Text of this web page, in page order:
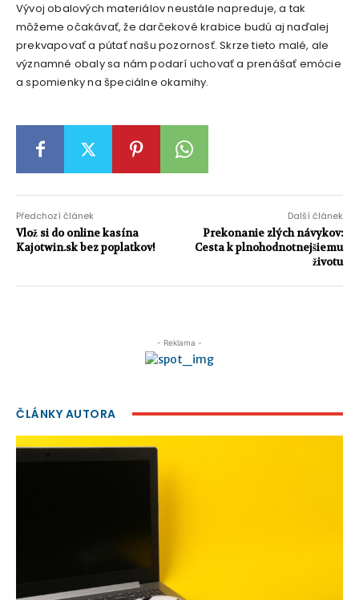
Vývoj obalových materiálov neustále napreduje, a tak
môžeme očakávať, že darčekové krabice budú aj naďalej
prekvapovať a pútať našu pozornosť. Skrze tieto malé, ale
významné obaly sa nám podarí uchovať a prenášať emócie
a spomienky na špeciálne okamihy.
Předchozí článek
Vlož si do online kasína
Kajotwin.sk bez poplatkov!
Další článek
Prekonanie zlých návykov:
Cesta k plnohodnotnejšiemu
životu
- Reklama -
ČLÁNKY AUTORA